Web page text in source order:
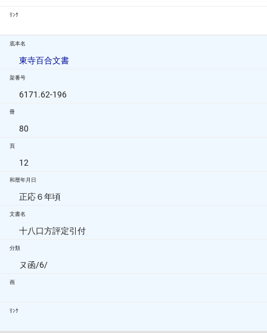
ﾘﾝｸ
底本名
東寺百合文書
架番号
6171.62-196
冊
80
頁
12
和暦年月日
正応６年頃
文書名
十八口方評定引付
分類
ヌ函/6/
画
ﾘﾝｸ